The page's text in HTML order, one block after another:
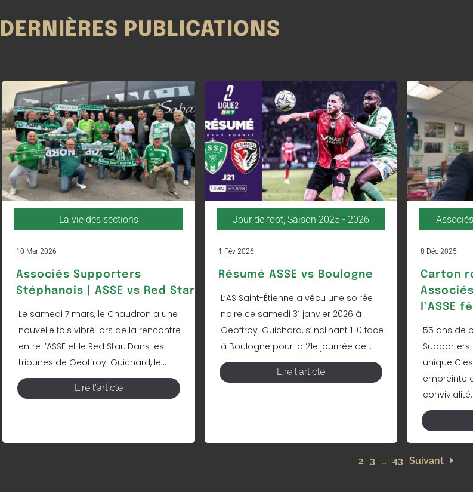
DERNIÈRES PUBLICATIONS
La vie des sections
10 Mar 2026
Associés Supporters
Stéphanois | ASSE vs Red Star
Le samedi 7 mars, le Chaudron a une
nouvelle fois vibré lors de la rencontre
entre l’ASSE et le Red Star. Dans les
tribunes de Geoffroy-Guichard, le...
Lire l'article
Jour de foot Saison 2025 - 2026
1 Fév 2026
Résumé ASSE vs Boulogne
L’AS Saint-Étienne a vécu une soirée
noire ce samedi 31 janvier 2026 à
Geoffroy-Guichard, s’inclinant 1-0 face
à Boulogne pour la 21e journée de...
Lire l'article
8 Déc 2025
Carton
l’ASSE
55 ans de
unique
empreinte
2 3 … 43 Suivant